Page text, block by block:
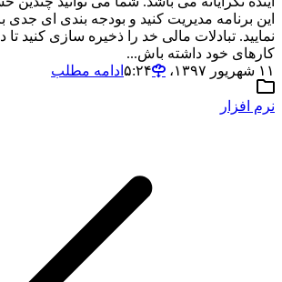
این برنامه مدیریت کنید و بودجه بندی ای جدی
نمایید. تبادلات مالی خد را ذخیره سازی کنید تا
کارهای خود داشته باش...
۱۱ شهریور ۱۳۹۷،‏ ۵:۲۴
ادامه مطلب
نرم افزار